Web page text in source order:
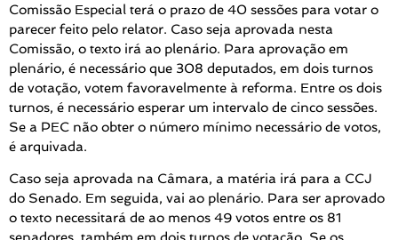
Comissão Especial terá o prazo de 40 sessões para votar o
parecer feito pelo relator. Caso seja aprovada nesta
Comissão, o texto irá ao plenário. Para aprovação em
plenário, é necessário que 308 deputados, em dois turnos
de votação, votem favoravelmente à reforma. Entre os dois
turnos, é necessário esperar um intervalo de cinco sessões.
Se a PEC não obter o número mínimo necessário de votos,
é arquivada.
Caso seja aprovada na Câmara, a matéria irá para a CCJ
do Senado. Em seguida, vai ao plenário. Para ser aprovado
o texto necessitará de ao menos 49 votos entre os 81